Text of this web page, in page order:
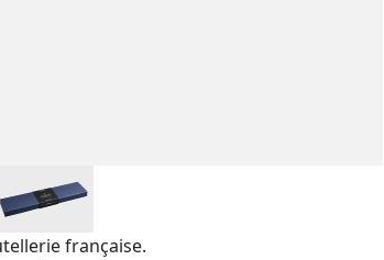
française.